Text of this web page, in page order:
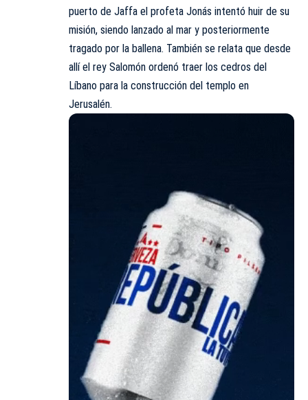
puerto de Jaffa el profeta Jonás intentó huir de su
misión, siendo lanzado al mar y posteriormente
tragado por la ballena. También se relata que desde
allí el rey Salomón ordenó traer los cedros del
Líbano para la construcción del templo en
Jerusalén.